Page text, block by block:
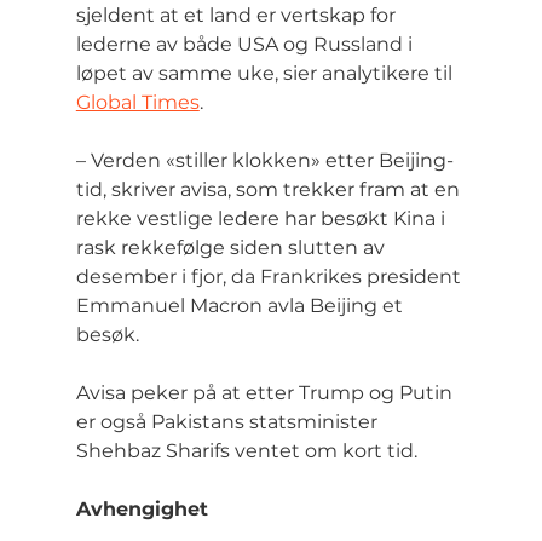
sjeldent at et land er vertskap for
lederne av både USA og Russland i
løpet av samme uke, sier analytikere til
Global Times.
– Verden «stiller klokken» etter Beijing-
tid, skriver avisa, som trekker fram at en
rekke vestlige ledere har besøkt Kina i
rask rekkefølge siden slutten av
desember i fjor, da Frankrikes president
Emmanuel Macron avla Beijing et
besøk.
Avisa peker på at etter Trump og Putin
er også Pakistans statsminister
Shehbaz Sharifs ventet om kort tid.
Avhengighet